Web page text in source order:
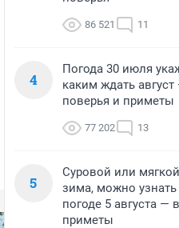
86 521 11
4
Погода 30 июля
каким ждать август
поверья и приметы
77 202 13
5
Суровой или
зима, можно узнать
погоде 5 августа —
приметы